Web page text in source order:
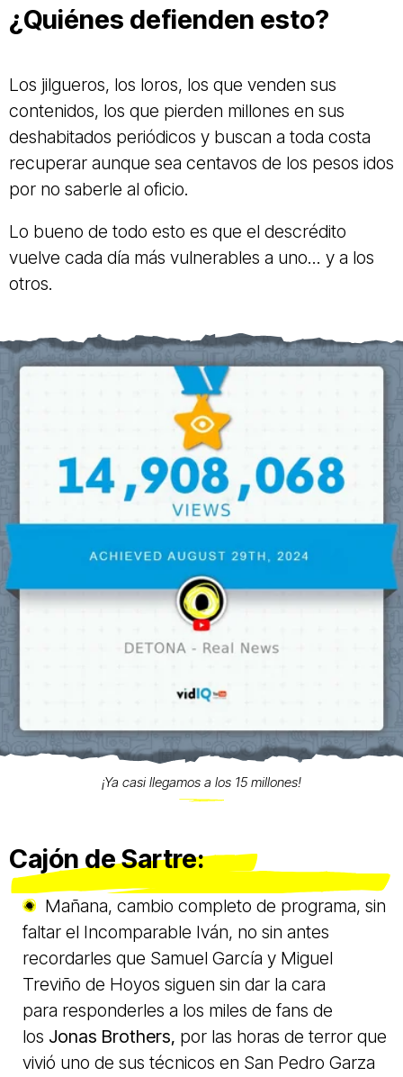
¿Quiénes defienden esto?
Los jilgueros, los loros, los que venden sus
contenidos, los que pierden millones en sus
deshabitados periódicos y buscan a toda costa
recuperar aunque sea centavos de los pesos idos
por no saberle al oficio.
Lo bueno de todo esto es que el descrédito
vuelve cada día más vulnerables a uno... y a los
otros.
¡Ya casi llegamos a los 15 millones!
Cajón de Sartre:
Mañana, cambio completo de programa, sin
faltar el Incomparable Iván, no sin antes
recordarles que Samuel García y Miguel
Treviño de Hoyos siguen sin dar la cara
para responderles a los miles de fans de
los Jonas Brothers, por las horas de terror que
vivió uno de sus técnicos en San Pedro Garza